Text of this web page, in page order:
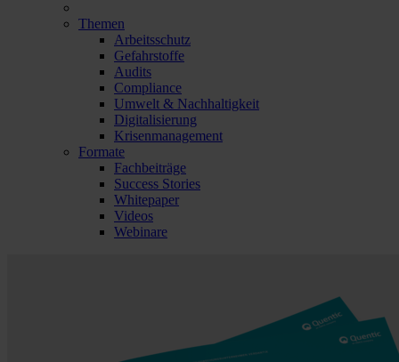
Themen
Arbeitsschutz
Gefahrstoffe
Audits
Compliance
Umwelt & Nachhaltigkeit
Digitalisierung
Krisenmanagement
Formate
Fachbeiträge
Success Stories
Whitepaper
Videos
Webinare